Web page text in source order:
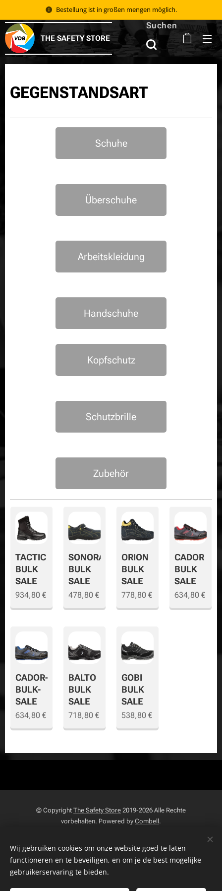
Bestellung ist in großen mengen möglich.
THE SAFETY STORE
Suchen
GEGENSTANDSART
Schuhe
Überschuhe
Arbeitskleidung
Handschuhe
Kopfschutz
Schutzbrille
Zubehör
TACTIC
BULK
SALE
934,80 €
SONORA
BULK
SALE
478,80 €
ORION
BULK
SALE
778,80 €
CADOR
BULK
SALE
634,80 €
CADOR-
BULK-
SALE
634,80 €
BALTO
BULK
SALE
718,80 €
GOBI
BULK
SALE
538,80 €
© Copyright The Safety Store 2019-2026 Alle Rechte
vorbehalten. Powered by Combell.
The VDB Store Company
- Die Niederlande - Luxemburg -
MwSt
0715.797.741 - Datenschutzrichtlinie
Geschaftsbedingungen
Wij gebruiken cookies om onze website goed te laten
functioneren en te beveiligen, en om je de best mogelijke
gebruikerservaring te bieden.